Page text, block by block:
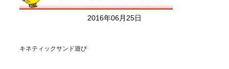
2016年06月25日
キネティックサンド遊び